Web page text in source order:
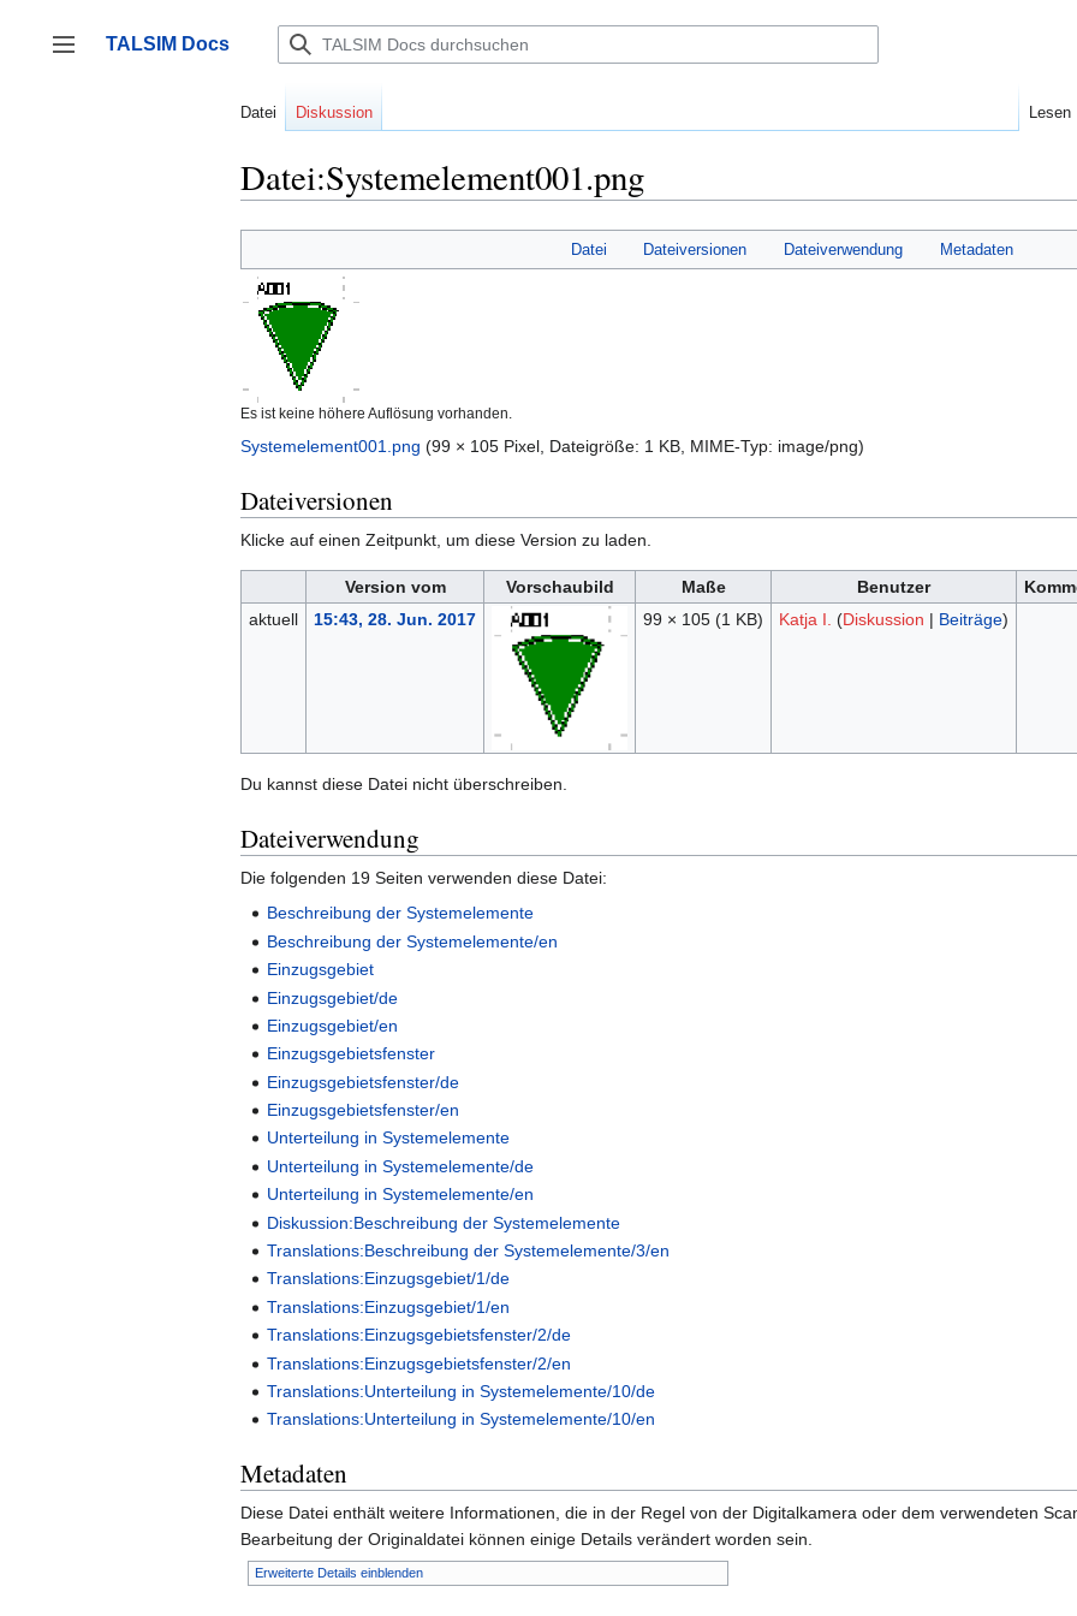
springen
Seitenleiste umschalten
TALSIM Docs
Datei Diskussion Lesen
Datei:Systemelement001.png
Datei Dateiversionen Dateiverwendung Metadaten
Es ist keine höhere Auflösung vorhanden.
Systemelement001.png (99 × 105 Pixel, Dateigröße: 1 KB, MIME-Typ: image/png)
Dateiversionen
Klicke auf einen Zeitpunkt, um diese Version zu laden.
Version vom Vorschaubild Maße Benutzer
aktuell
15:43, 28. Jun. 2017 99 × 105 (1 KB) Katja I. (Diskussion | Beiträge)
Du kannst diese Datei nicht überschreiben.
Dateiverwendung
Die folgenden 19 Seiten verwenden diese Datei:
Beschreibung der Systemelemente
Beschreibung der Systemelemente/en
Einzugsgebiet
Einzugsgebiet/de
Einzugsgebiet/en
Einzugsgebietsfenster
Einzugsgebietsfenster/de
Einzugsgebietsfenster/en
Unterteilung in Systemelemente
Unterteilung in Systemelemente/de
Unterteilung in Systemelemente/en
Diskussion:Beschreibung der Systemelemente
Translations:Beschreibung der Systemelemente/3/en
Translations:Einzugsgebiet/1/de
Translations:Einzugsgebiet/1/en
Translations:Einzugsgebietsfenster/2/de
Translations:Einzugsgebietsfenster/2/en
Translations:Unterteilung in Systemelemente/10/de
Translations:Unterteilung in Systemelemente/10/en
Metadaten
Diese Datei enthält weitere Informationen, die in der Regel von der Digitalkamera oder dem verwendeten
Bearbeitung der Originaldatei können einige Details verändert worden sein.
Erweiterte Details einblenden